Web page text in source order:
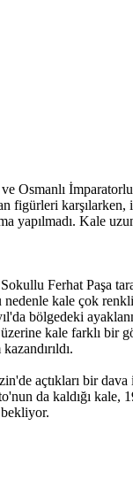
Osmanlı
Kale
Ferhat Paşa
kale çok
bölgedeki
kale farklı bir
açtıkları bir
da kaldığı